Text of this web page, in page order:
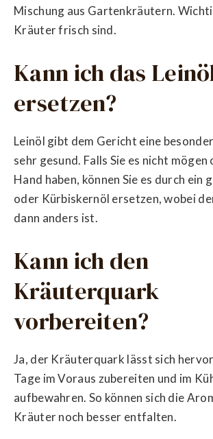
Mischung aus Gartenkräutern.
Kräuter frisch sind.
Kann ich das
ersetzen?
Leinöl gibt dem Gericht eine
sehr gesund. Falls Sie es nicht
Hand haben, können Sie es durch ein
oder Kürbiskernöl ersetzen, wobei
dann anders ist.
Kann ich den
Kräuterquark
vorbereiten?
Ja, der Kräuterquark lässt sich
Tage im Voraus zubereiten und im
aufbewahren. So können sich die
Kräuter noch besser entfalten.